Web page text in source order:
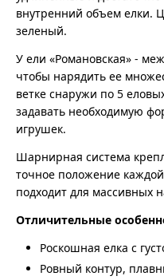
внутренний объем елки.
зеленый.
У ели «Романовская» -
чтобы нарядить ее
ветке снаружи по 5
задавать необходимую
игрушек.
Шарнирная система
точное положение
подходит для массивных
Отличительные
Роскошная елка с
Ровный контур,